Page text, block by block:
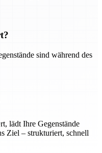
sind während des
lädt Ihre Gegenstände
Ziel – strukturiert, schnell